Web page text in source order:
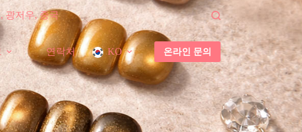
광저우, 중국
연락처 KO 온라인 문의